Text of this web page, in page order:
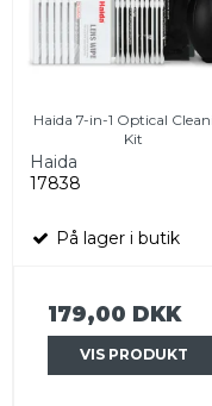
Haida 7-in-1 Optical
Kit
Haida
17838
På lager i butik
179,00 DKK
VIS PRODUKT